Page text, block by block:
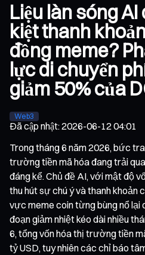
Liệu làn sóng
kiệt thanh
đồng meme?
lực di chuyển
giảm 50% của
Web3
Đã cập nhật:2026-06-12 04:01
Trong tháng 6 năm 2026, bức
trường tiền mã hóa đang trải
đáng kể. Chủ đề AI, với mật độ
thu hút sự chú ý và thanh khoản
vực meme coin từng bùng nổ lại
đoạn giảm nhiệt kéo dài nhiều
6, tổng vốn hóa thị trường tiền
tỷ USD, tuy nhiên các chỉ báo